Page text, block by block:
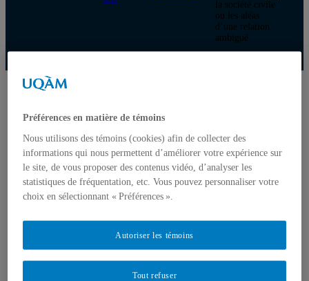
la société civile
ou les aléas
d’une relation
ambiguë
Accueil
Mission
Axes de recherche
Instances
Rapports annuels et plan stratégique
Devenir membre de l’institut
Nous joindre
Membres
Membres associés
Membres étudiants et postdoctorants
Organismes partenaires
Recherche
Équipes, groupes, chaires et laboratoires de recherche
Préférences en matière de témoins
Nous utilisons des témoins (cookies) afin de collecter des
informations qui nous permettent d’améliorer votre expérience sur
le site, de vous proposer des contenus vidéo, d’analyser les
statistiques de fréquentation, etc. Vous pouvez personnaliser votre
choix en sélectionnant « Préférences ».
Tout refuser
Autoriser les témoins